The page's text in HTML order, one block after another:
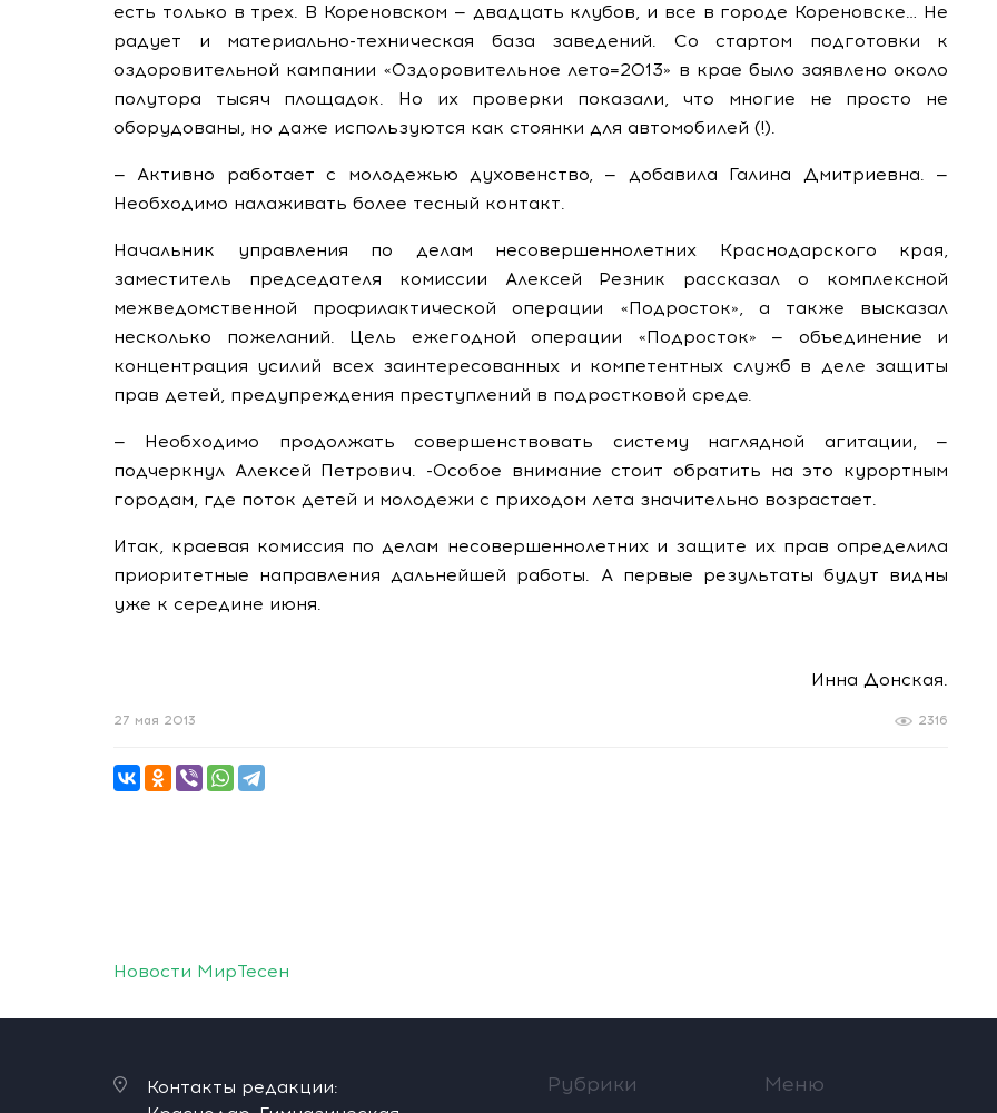
есть только в трех. В Кореновском — двадцать клубов, и все в городе Кореновске… Не
радует и материально-техническая база заведений. Со стартом подготовки к
оздоровительной кампании «Оздоровительное лето=2013» в крае было заявлено около
полутора тысяч площадок. Но их проверки показали, что многие не просто не
оборудованы, но даже используются как стоянки для автомобилей (!).
— Активно работает с молодежью духовенство, — добавила Галина Дмитриевна. —
Необходимо налаживать более тесный контакт.
Начальник управления по делам несовершеннолетних Краснодарского края,
заместитель председателя комиссии Алексей Резник рассказал о комплексной
межведомственной профилактической операции «Подросток», а также высказал
несколько пожеланий. Цель ежегодной операции «Подросток» — объединение и
концентрация усилий всех заинтересованных и компетентных служб в деле защиты
прав детей, предупреждения преступлений в подростковой среде.
— Необходимо продолжать совершенствовать систему наглядной агитации, —
подчеркнул Алексей Петрович. -Особое внимание стоит обратить на это курортным
городам, где поток детей и молодежи с приходом лета значительно возрастает.
Итак, краевая комиссия по делам несовершеннолетних и защите их прав определила
приоритетные направления дальнейшей работы. А первые результаты будут видны
уже к середине июня.
Инна Донская.
2316
27 мая 2013
Новости МирТесен
Контакты редакции:
Рубрики Меню